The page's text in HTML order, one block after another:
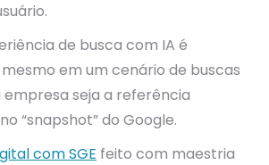
de busca com IA é
em um cenário de buscas
empresa seja a referência
“snapshot” do Google.
com SGE feito com maestria